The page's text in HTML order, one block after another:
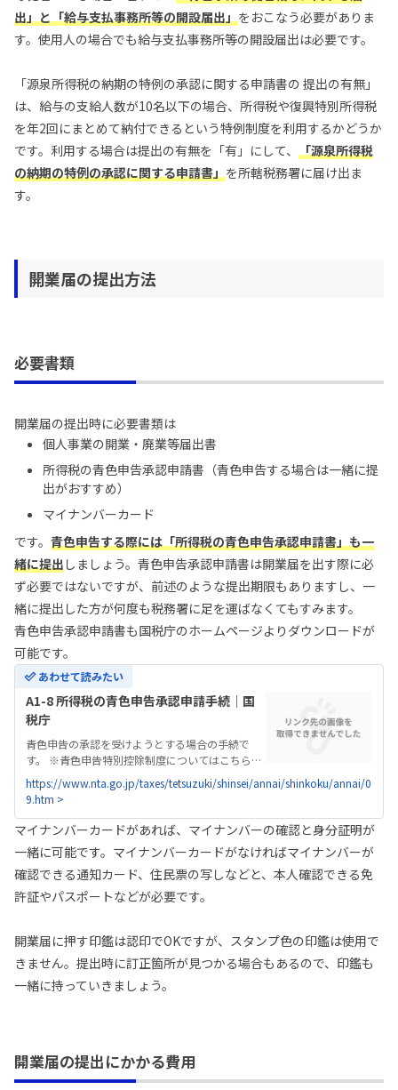
出」 と 「給与支払事務所等の開設届出」 をおこなう必要がありま
す。使用人の場合でも給与支払事務所等の開設届出は必要です。
「源泉所得税の納期の特例の承認に関する申請書の 提出の有無」
は、給与の支給人数が10名以下の場合、所得税や復興特別所得税
を年2回にまとめて納付できるという特例制度を利用するかどうか
です。利用する場合は提出の有無を「有」にして、
「源泉所得税
の納期の特例の承認に関する申請書」 を所轄税務署に届け出ま
す。
開業届の提出方法
必要書類
開業届の提出時に必要書類は
個人事業の開業・廃業等届出書
所得税の青色申告承認申請書（青色申告する場合は一緒に提
出がおすすめ）
マイナンバーカード
です。 青色申告する際には「所得税の青色申告承認申請書」も一
緒に提出 しましょう。青色申告承認申請書は開業届を出す際に必
ず必要ではないですが、前述のような提出期限もありますし、一
緒に提出した方が何度も税務署に足を運ばなくてもすみます。
青色申告承認申請書も国税庁のホームページよりダウンロードが
可能です。
あわせて読みたい
A1-8 所得税の青色申告承認申請手続｜国
税庁
青色申告の承認を受けようとする場合の手続で
す。 ※青色申告特別控除制度についてはこちらを
ご参照ください。 事業所得、不動産所得又は山林
所得を生ずべき業務を行う方（非居住者の場合に
は業務を国内において行う方）のうち、青色申告
の承認を受けようとする方 ...
https://www.nta.go.jp/taxes/tetsuzuki/shinsei/annai/shinkoku/annai/0
9.htm >
マイナンバーカードがあれば、マイナンバーの確認と身分証明が
一緒に可能です。マイナンバーカードがなければマイナンバーが
確認できる通知カード、住民票の写しなどと、本人確認できる免
許証やパスポートなどが必要です。
開業届に押す印鑑は認印でOKですが、スタンプ色の印鑑は使用で
きません。提出時に訂正箇所が見つかる場合もあるので、印鑑も
一緒に持っていきましょう。
開業届の提出にかかる費用